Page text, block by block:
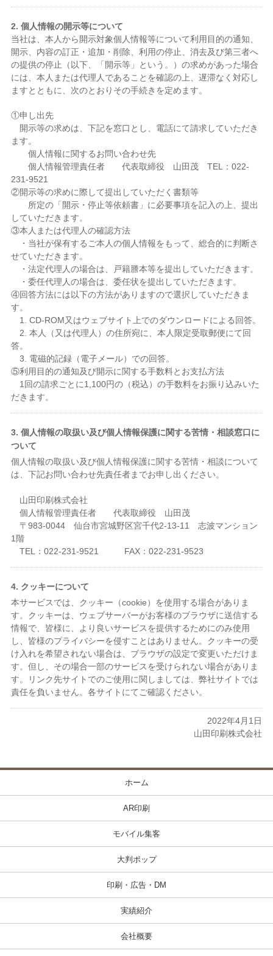
2. 個人情報の開示等について
当社は、本人から開示対象個人情報等について利用目的の通知、
開示、内容の訂正・追加・削除、利用の停止、消去及び第三者へ
の提供の停止（以下、「開示等」という。）の求めがあった場合
には、本人または代理人であることを確認の上、遅滞なく対応し
ますとともに、次のとおりその手続きを定めます。
①申し出先
開示等の求めは、下記を窓口とし、電話にて請求していただき
ます。
個人情報に関するお問い合わせ先
個人情報管理責任者 代表取締役 山田茂 TEL：022-
231-9521
②開示等の求めに際して提出していただく書類等
所定の「開示・停止等依頼書」に必要事項を記入の上、提出
していただきます。
③本人または代理人の確認方法
・当社が保有するご本人の個人情報をもって、総合的に判断さ
せていただきます。
・法定代理人の場合は、戸籍謄本等を提出していただきます。
・委任代理人の場合は、委任状を提出していただきます。
④回答方法には以下の方法がありますので選択していただきま
す。
1. CD-ROM又はウェブサイト上でのダウンロードによる回答。
2. 本人（又は代理人）の住所宛に、本人限定受取郵便にて回
答。
3. 電磁的記録（電子メール）での回答。
⑤利用目的の通知及び開示に関する手数料とお支払方法
1回の請求ごとに1,100円の（税込）の手数料をお振り込みいた
だきます。
3. 個人情報の取扱い及び個人情報保護に関する苦情・相談窓口に
ついて
個人情報の取扱い及び個人情報保護に関する苦情・相談について
は、下記お問い合わせ先責任者までお申し出ください。
山田印刷株式会社
個人情報管理責任者 代表取締役 山田茂
〒983-0044 仙台市宮城野区宮千代2-13-11 志波マンション
1階
TEL：022-231-9521 FAX：022-231-9523
4. クッキーについて
本サービスでは、クッキー（cookie）を使用する場合がありま
す。クッキーは、ウェブサーバーがお客様のブラウザに送信する
情報で、皆様に、より良いサービスを提供するためにのみ使用
し、皆様のプライバシーを侵すことはありません。クッキーの受
け入れを希望されない場合は、ブラウザの設定で変更いただけま
す。但し、その場合一部のサービスを受けられない場合がありま
す。リンク先サイトでのご使用に関しましては、弊社サイトでは
責任を負いません。各サイトにてご確認ください。
2022年4月1日
山田印刷株式会社
ホーム
AR印刷
モバイル集客
大判ポップ
印刷・広告・DM
実績紹介
会社概要